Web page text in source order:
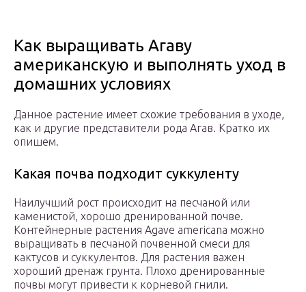
Как выращивать Агаву
американскую и выполнять уход в
домашних условиях
Данное растение имеет схожие требования в уходе,
как и другие представители рода Агав. Кратко их
опишем.
Какая почва подходит суккуленту
Наилучший рост происходит на песчаной или
каменистой, хорошо дренированной почве.
Контейнерные растения Agave americana можно
выращивать в песчаной почвенной смеси для
кактусов и суккулентов. Для растения важен
хороший дренаж грунта. Плохо дренированные
почвы могут привести к корневой гнили.